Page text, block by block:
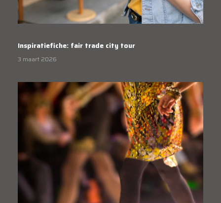
Inspiratiefiche: fair trade city tour
3 maart 2026